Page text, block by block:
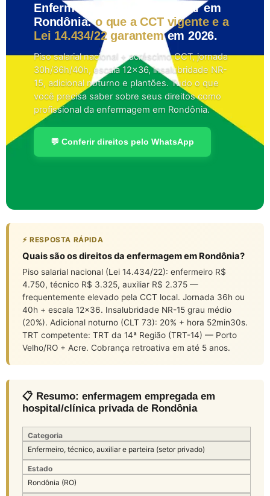
Enfermeiro, técnico e auxiliar em
Rondônia:o que a CCT vigente e a
Lei 14.434/22 garantemem 2026.
Piso salarial nacional + acréscimo CCT, jornada
30h/36h/40h, escala 12×36, insalubridade NR-
15, adicional noturno e plantões. Tudo o que
você precisa saber sobre seus direitos como
profissional da enfermagem em Rondônia.
💬 Conferir direitos pelo WhatsApp
⚡ RESPOSTA RÁPIDA
Quais são os direitos da enfermagem em Rondônia?
Piso salarial nacional (Lei 14.434/22): enfermeiro R$
4.750, técnico R$ 3.325, auxiliar R$ 2.375 —
frequentemente elevado pela CCT local. Jornada 36h ou
40h + escala 12×36. Insalubridade NR-15 grau médio
(20%). Adicional noturno (CLT 73): 20% + hora 52min30s.
TRT competente: TRT da 14ª Região (TRT-14) — Porto
Velho/RO + Acre. Cobrança retroativa em até 5 anos.
📋 Resumo: enfermagem empregada em
hospital/clínica privada de Rondônia
Categoria
Enfermeiro, técnico, auxiliar e parteira (setor privado)
Estado
Rondônia (RO)